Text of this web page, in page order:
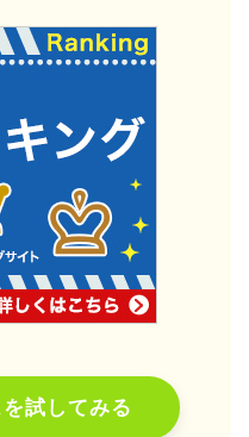
試してみる